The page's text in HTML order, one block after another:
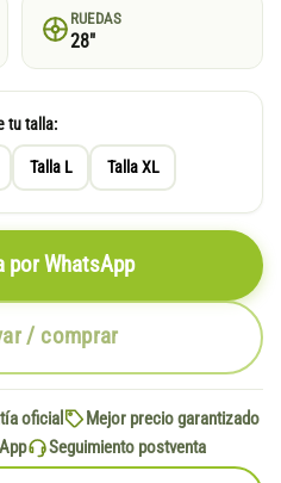
RUEDAS
28"
tu talla:
Talla L Talla XL
/ comprar
por WhatsApp
oficial
Mejor precio garantizado
Seguimiento postventa